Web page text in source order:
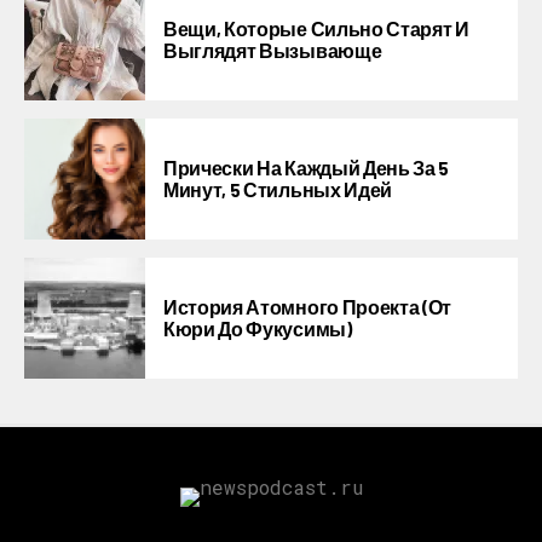
Вещи, Которые Сильно Старят И
Выглядят Вызывающе
Прически На Каждый День За 5
Минут, 5 Стильных Идей
История Атомного Проекта (от
Кюри До Фукусимы)